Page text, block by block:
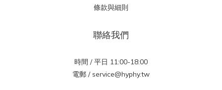
條款與細則
聯絡我們
時間 / 平日 11:00-18:00
電郵 / service@hyphy.tw